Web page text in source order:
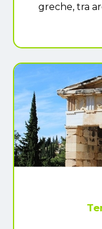
greche, tra